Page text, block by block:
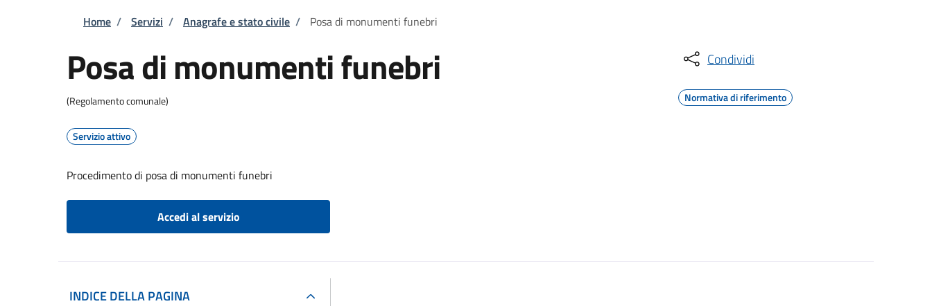
Briciole di pane
Home / Servizi / Anagrafe e stato civile / Posa di monumenti funebri
Posa di monumenti funebri
(Regolamento comunale)
Servizio attivo
Procedimento di posa di monumenti funebri
Accedi al servizio
Condividi
Normativa di riferimento
INDICE DELLA PAGINA